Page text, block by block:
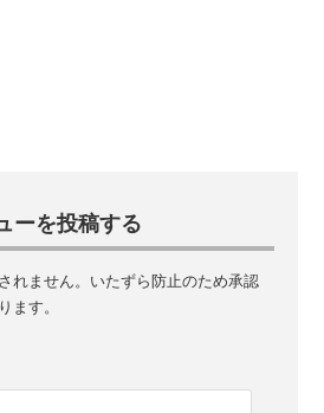
ーを投稿する
れません。いたずら防止のため承認
ます。